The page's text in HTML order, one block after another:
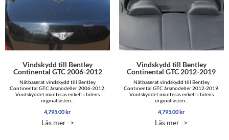
Vindskydd till Bentley
Continental GTC 2006-2012
Nätbaserat vindskydd till Bentley
Continental GTC årsmodeller 2006-2012.
Vindskyddet monteras enkelt i bilens
orginalfästen...
4,795.00 kr
Läs mer ->
Vindskydd till Bentley
Continental GTC 2012-2019
Nätbaserat vindskydd till Bentley
Continental GTC årsmodeller 2012-2019.
Vindskyddet monteras enkelt i bilens
orginalfästen...
4,795.00 kr
Läs mer ->